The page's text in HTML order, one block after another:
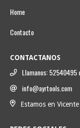
Home
Contacto
CONTACTANOS
Llamanos: 52540495
info@ayrtools.com
Estamos en